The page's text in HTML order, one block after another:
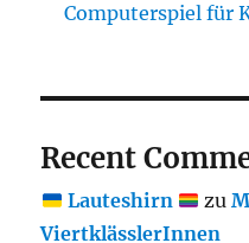
Computerspiel für
Recent
Lauteshirn zu
ViertklässlerInnen